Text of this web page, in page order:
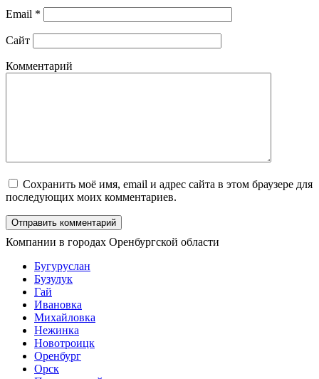
Email *
Сайт
Комментарий
Сохранить моё имя, email и адрес сайта в этом браузере для
последующих моих комментариев.
Компании в городах Оренбургской области
Бугуруслан
Бузулук
Гай
Ивановка
Михайловка
Нежинка
Новотроицк
Оренбург
Орск